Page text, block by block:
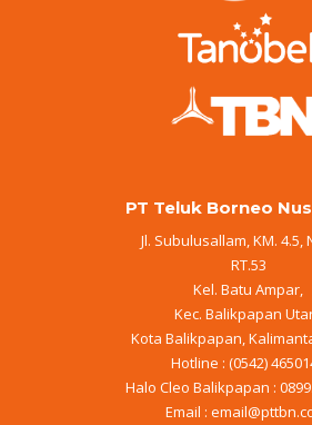
PT Teluk Borneo
Jl. Subulusallam, KM. 4.5,
RT.53
Kel. Batu Ampar,
Kec. Balikpapan
Kota Balikpapan,
Hotline : (0542)
Halo Cleo Balikpapan :
Email :